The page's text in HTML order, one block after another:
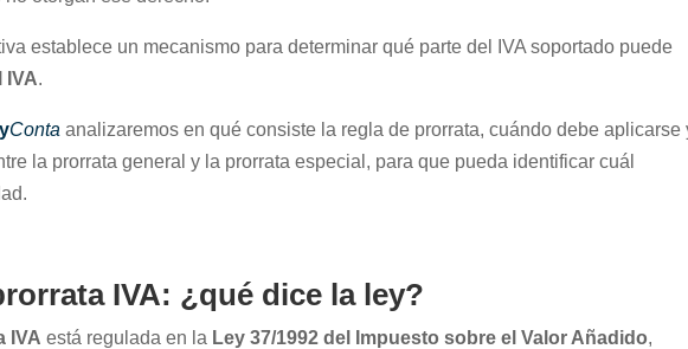
establece un mecanismo para determinar qué parte del IVA soportado puede
IVA.
Conta analizaremos en qué consiste la regla de prorrata, cuándo debe aplicarse
la prorrata general y la prorrata especial, para que pueda identificar cuál
.
IVA: ¿qué dice la ley?
IVA está regulada en la Ley 37/1992 del Impuesto sobre el Valor Añadido,